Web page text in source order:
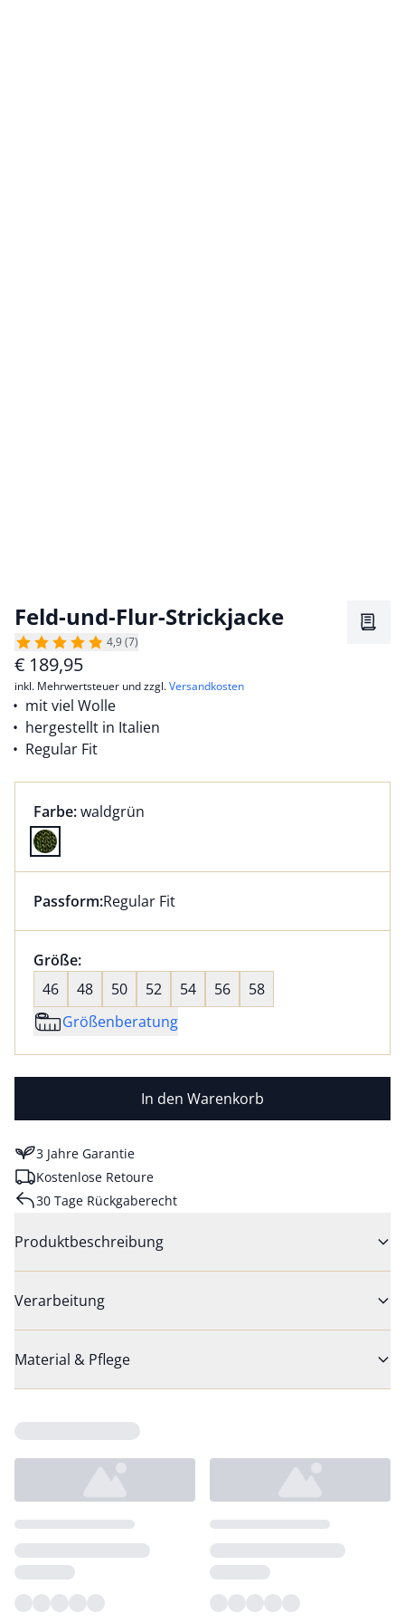
Feld-und-Flur-Strickjacke
4,9 (7)
€ 189,95
inkl. Mehrwertsteuer und zzgl.Versandkosten
mit viel Wolle
hergestellt in Italien
Regular Fit
Farbauswahl:
Farbe:aktuell ausgewählt:
waldgrün
Farbe waldgrün ausgewählt
Dieser Artikel hat die Passform Regular Fit. für
Passform:Regular Fit
Größenauswahl:
Größe:nichts ausgewählt
46
48 50 52 54 56
58
Größenberatung
In den Warenkorb
3 Jahre Garantie
Kostenlose Retoure
30 Tage Rückgaberecht
Produktbeschreibung
Verarbeitung
Material & Pflege